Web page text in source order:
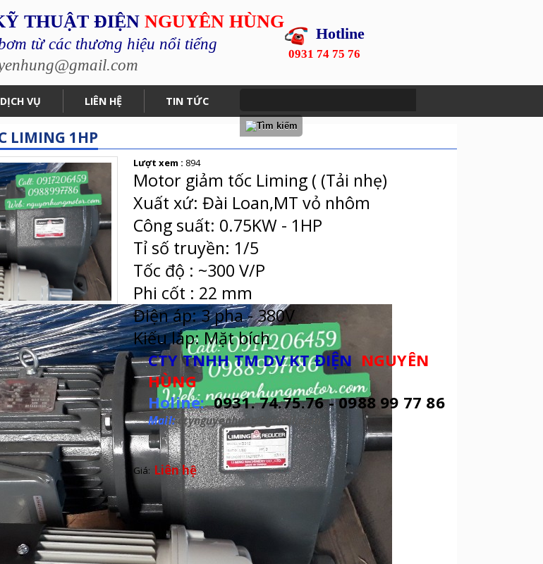
THUẬT ĐIỆN NGUYÊN HÙNG
từ các thương hiệu nổi tiếng
Hotline
0931 74 75 76
DỊCH VỤ LIÊN HỆ TIN TỨC
LIMING 1HP
Lượt xem : 894
Motor giảm tốc Liming ( (Tải nhẹ)
Xuất xứ: Đài Loan,MT vỏ nhôm
Công suất: 0.75KW - 1HP
Tỉ số truyền: 1/5
Tốc độ : ~300 V/P
Phi cốt : 22 mm
Điện áp: 3 pha - 380V
Kiếu lắp: Mặt bích
CTY TNHH TM DV KT ĐIỆN NGUYÊN
HÙNG
Holine:0931. 74.75.76 - 0988 99 77 86
Mail:ctynguyenhung@gmail.com
Giá: Liên hệ